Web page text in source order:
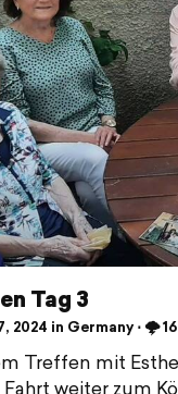
Tag 3
2024 in Germany ⋅ 🌩️ 16
Treffen mit
weiter zum